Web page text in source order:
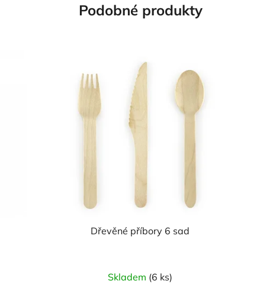
Podobné produkty
Dřevěné příbory 6 sad
Skladem (6 ks)